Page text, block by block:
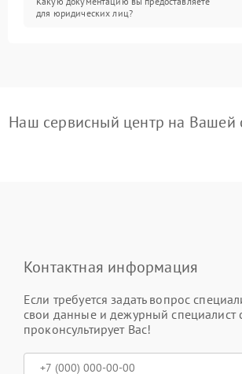
для юридических лиц?
Наш сервисный центр на Вашей
Контактная информация
Если требуется задать вопрос
свои данные и дежурный специалист
проконсультирует Вас!